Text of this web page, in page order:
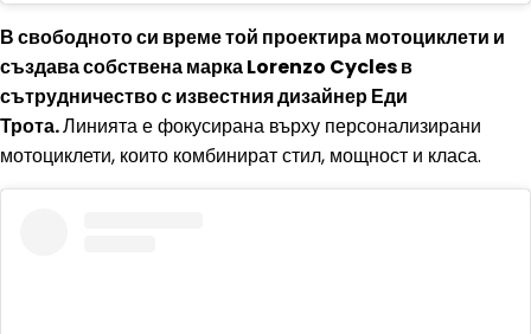
В свободното си време той проектира мотоциклети и
създава собствена марка Lorenzo Cycles в
сътрудничество с известния дизайнер Еди
Трота.Линията е фокусирана върху персонализирани
мотоциклети, които комбинират стил, мощност и класа.